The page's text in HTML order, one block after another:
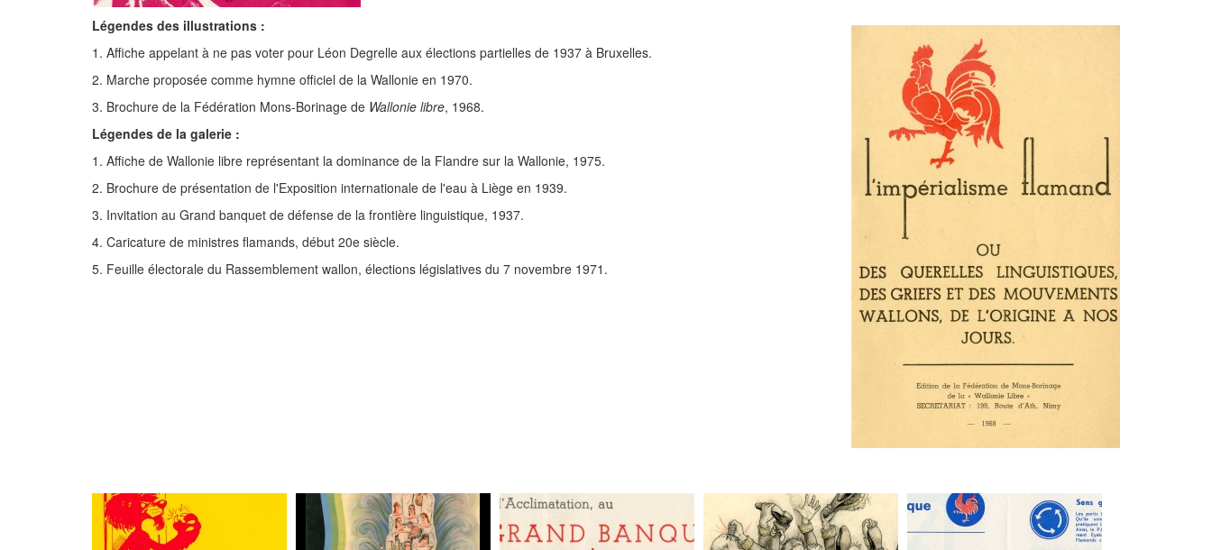
Légendes des illustrations :
1. Affiche appelant à ne pas voter pour Léon Degrelle aux élections partielles de 1937 à Bruxelles.
2. Marche proposée comme hymne officiel de la Wallonie en 1970.
3. Brochure de la Fédération Mons-Borinage de Wallonie libre, 1968.
Légendes de la galerie :
1. Affiche de Wallonie libre représentant la dominance de la Flandre sur la Wallonie, 1975.
2. Brochure de présentation de l'Exposition internationale de l'eau à Liège en 1939.
3. Invitation au Grand banquet de défense de la frontière linguistique, 1937.
4. Caricature de ministres flamands, début 20e siècle.
5. Feuille électorale du Rassemblement wallon, élections législatives du 7 novembre 1971.